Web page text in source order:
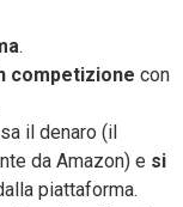
.
competizione con
il denaro (il
da Amazon) e si
piattaforma.